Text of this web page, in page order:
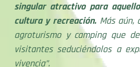
singular atractivo para
cultura y recreación. Más aún,
agroturismo y camping que
visitantes seduciéndolos a
vivencia”.